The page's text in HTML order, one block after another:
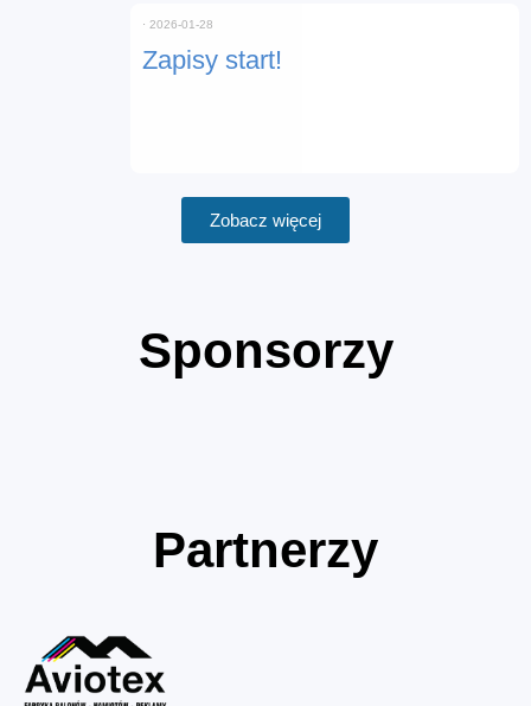
Zapisy start!
⋅ 2026-01-28
Zobacz więcej
Sponsorzy
Partnerzy